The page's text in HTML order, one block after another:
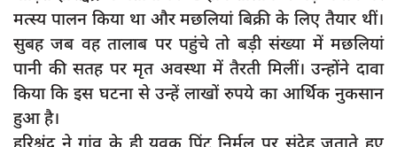
other
Login
Register
मत्स्य पालन किया था और मछलियां बिक्री के लिए तैयार थीं।
सुबह जब वह तालाब पर पहुंचे तो बड़ी संख्या में मछलियां
पानी की सतह पर मृत अवस्था में तैरती मिलीं। उन्होंने दावा
किया कि इस घटना से उन्हें लाखों रुपये का आर्थिक नुकसान
हुआ है।